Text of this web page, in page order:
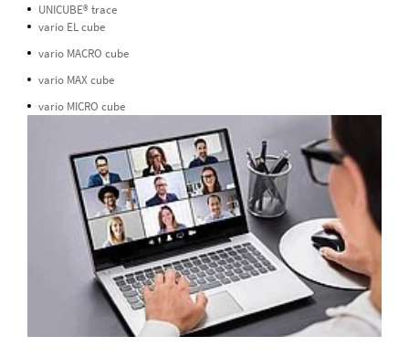
UNICUBE® trace
vario EL cube
vario MACRO cube
vario MAX cube
vario MICRO cube